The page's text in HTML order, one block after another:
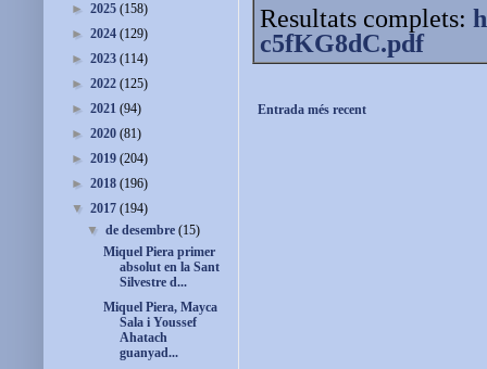
Resultats complets:
c5fKG8dC.pdf
Entrada més recent
► 2025 (158)
► 2024 (129)
► 2023 (114)
► 2022 (125)
► 2021 (94)
► 2020 (81)
► 2019 (204)
► 2018 (196)
▼ 2017 (194)
▼de desembre(15)
Miquel Piera primer
absolut en la Sant
Silvestre d...
Miquel Piera, Mayca
Sala i Youssef
Ahatach
guanyad...